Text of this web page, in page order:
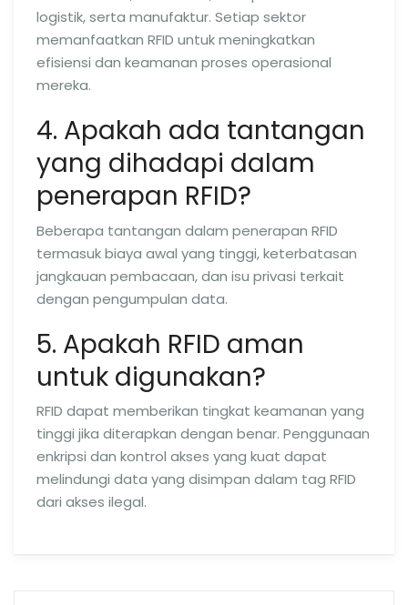
logistik, serta manufaktur. Setiap sektor
memanfaatkan RFID untuk meningkatkan
efisiensi dan keamanan proses operasional
mereka.
4. Apakah ada tantangan
yang dihadapi dalam
penerapan RFID?
Beberapa tantangan dalam penerapan RFID
termasuk biaya awal yang tinggi, keterbatasan
jangkauan pembacaan, dan isu privasi terkait
dengan pengumpulan data.
5. Apakah RFID aman
untuk digunakan?
RFID dapat memberikan tingkat keamanan yang
tinggi jika diterapkan dengan benar. Penggunaan
enkripsi dan kontrol akses yang kuat dapat
melindungi data yang disimpan dalam tag RFID
dari akses ilegal.